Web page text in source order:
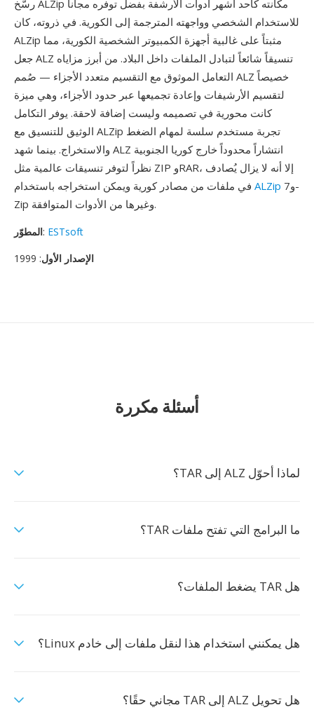
رسّخ ALZip مكانته كأحد أشهر أدوات الأرشفة بفضل توفره مجاناً
للاستخدام الشخصي وواجهته المترجمة إلى الكورية. في ذروته، كان
ALZip مثبتاً على غالبية أجهزة الكمبيوتر الشخصية الكورية، مما
جعل ALZ تنسيقاً شائعاً لتبادل الملفات داخل البلاد. من أبرز مزاياه
التعامل الموثوق مع التقسيم متعدد الأجزاء — صُمم ALZ خصيصاً
لتقسيم الأرشيفات وإعادة تجميعها عبر حدود الأجزاء، وهي ميزة
كانت محورية في تصميمه وليست إضافة لاحقة. يوفر التكامل
الوثيق للتنسيق مع ALZip تجربة مستخدم سلسة لمهام الضغط
والاستخراج. بينما شهد ALZ انتشاراً محدوداً خارج كوريا الجنوبية
نظراً لتوفر تنسيقات عالمية مثل ZIP وRAR، إلا أنه لا يزال يُصادف
ALZip
Zip وغيرها من الأدوات المتوافقة.
المطوّر: ESTsoft
الإصدار الأول: 1999
أسئلة مكررة
لماذا أحوّل ALZ إلى TAR؟
ما البرامج التي تفتح ملفات TAR؟
هل TAR يضغط الملفات؟
هل يمكنني استخدام هذا لنقل ملفات إلى خادم Linux؟
هل تحويل ALZ إلى TAR مجاني حقًا؟